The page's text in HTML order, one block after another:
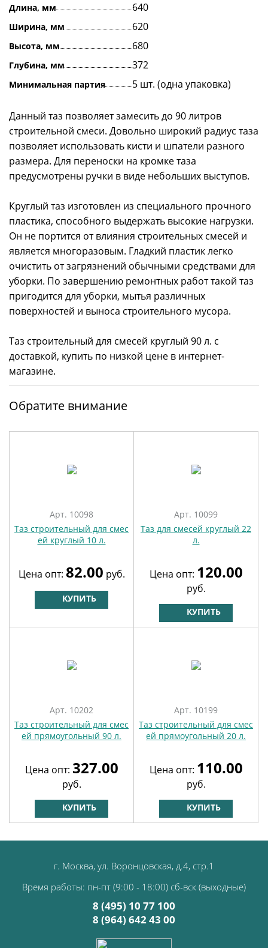
Длина, мм 640
Ширина, мм 620
Высота, мм 680
Глубина, мм 372
Минимальная партия 5 шт. (одна упаковка)
Данный таз позволяет замесить до 90 литров
строительной смеси. Довольно широкий радиус таза
позволяет использовать кисти и шпатели разного
размера. Для переноски на кромке таза
предусмотрены ручки в виде небольших выступов.
Круглый таз изготовлен из специального прочного
пластика, способного выдержать высокие нагрузки.
Он не портится от влияния строительных смесей и
является многоразовым. Гладкий пластик легко
очистить от загрязнений обычными средствами для
уборки. По завершению ремонтных работ такой таз
пригодится для уборки, мытья различных
поверхностей и выноса строительного мусора.
Таз строительный для смесей круглый 90 л. с
доставкой, купить по низкой цене в интернет-
магазине.
Обратите внимание
Арт. 10098
Таз строительный для смес
ей круглый 10 л.
Цена опт: 82.00 руб.
КУПИТЬ
Арт. 10099
Таз для смесей круглый 22
л.
Цена опт: 120.00
руб.
КУПИТЬ
Арт. 10202
Таз строительный для смес
ей прямоугольный 90 л.
Цена опт: 327.00
руб.
КУПИТЬ
Арт. 10199
Таз строительный для смес
ей прямоугольный 20 л.
Цена опт: 110.00
руб.
КУПИТЬ
г. Москва, ул. Воронцовская, д.4, стр.1
Время работы: пн-пт (9:00 - 18:00) сб-вск (выходные)
8 (495) 10 77 100
8 (964) 642 43 00